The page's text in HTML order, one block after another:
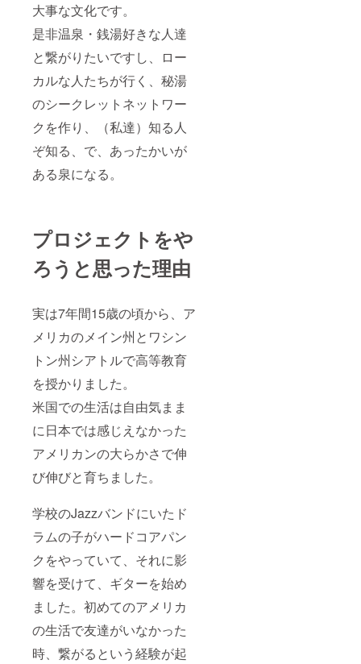
大事な文化です。
是非温泉・銭湯好きな人達
と繋がりたいですし、ロー
カルな人たちが行く、秘湯
のシークレットネットワー
クを作り、（私達）知る人
ぞ知る、で、あったかいが
ある泉になる。
プロジェクトをや
ろうと思った理由
実は7年間15歳の頃から、ア
メリカのメイン州とワシン
トン州シアトルで高等教育
を授かりました。
米国での生活は自由気まま
に日本では感じえなかった
アメリカンの大らかさで伸
び伸びと育ちました。
学校のJazzバンドにいたド
ラムの子がハードコアパン
クをやっていて、それに影
響を受けて、ギターを始め
ました。初めてのアメリカ
の生活で友達がいなかった
時、繋がるという経験が起